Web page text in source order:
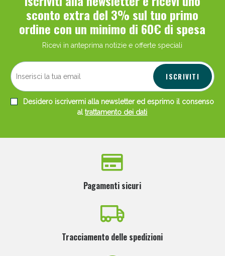
sconto extra del 3% sul tuo primo
ordine con un minimo di 60€ di spesa
Ricevi in anteprima notizie e offerte speciali
ISCRIVITI
Desidero iscrivermi alla newsletter ed esprimo il consenso
altrattamento dei dati
Pagamenti sicuri
Tracciamento delle spedizioni